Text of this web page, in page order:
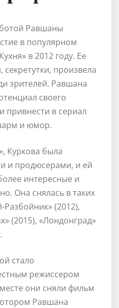
Равшаны
в популярном
в 2012 году. Ее
произвела
зрителей. Равшана
своего
привнести в сериал
и юмор.
Куркова была
и продюсерами, и ей
интересные и
Она снялась в таких
Разбойник» (2012),
(2015), «Лондонград»
стало
режиссером
они сняли фильм
Равшана